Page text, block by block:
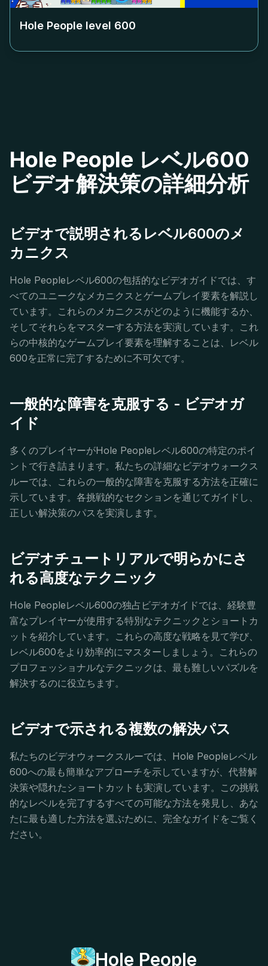
Hole People level 600
Hole People レベル600
ビデオ解決策の詳細分析
ビデオで説明されるレベル600のメ
カニクス
Hole Peopleレベル600の包括的なビデオガイドでは、す
べてのユニークなメカニクスとゲームプレイ要素を解説し
ています。これらのメカニクスがどのように機能するか、
そしてそれらをマスターする方法を実演しています。これ
らの中核的なゲームプレイ要素を理解することは、レベル
600を正常に完了するために不可欠です。
一般的な障害を克服する - ビデオガ
イド
多くのプレイヤーがHole Peopleレベル600の特定のポイ
ントで行き詰まります。私たちの詳細なビデオウォークス
ルーでは、これらの一般的な障害を克服する方法を正確に
示しています。各挑戦的なセクションを通じてガイドし、
正しい解決策のパスを実演します。
ビデオチュートリアルで明らかにさ
れる高度なテクニック
Hole Peopleレベル600の独占ビデオガイドでは、経験豊
富なプレイヤーが使用する特別なテクニックとショートカ
ットを紹介しています。これらの高度な戦略を見て学び、
レベル600をより効率的にマスターしましょう。これらの
プロフェッショナルなテクニックは、最も難しいパズルを
解決するのに役立ちます。
ビデオで示される複数の解決パス
私たちのビデオウォークスルーでは、Hole Peopleレベル
600への最も簡単なアプローチを示していますが、代替解
決策や隠れたショートカットも実演しています。この挑戦
的なレベルを完了するすべての可能な方法を発見し、あな
たに最も適した方法を選ぶために、完全なガイドをご覧く
ださい。
Hole People